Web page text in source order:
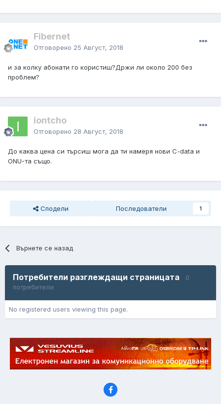
Fibernet
Отговорено 25 Август, 2018
и за колку абонати го користиш?Држи ли около 200 без
проблем?
iontcho
Отговорено 28 Август, 2018
До каква цена си търсиш мога да ти намеря нови C-data и
ONU-та също.
Сподели Последователи 1
Върнете се назад
Потребители разглеждащи страницата
0
потребители
No registered users viewing this page.